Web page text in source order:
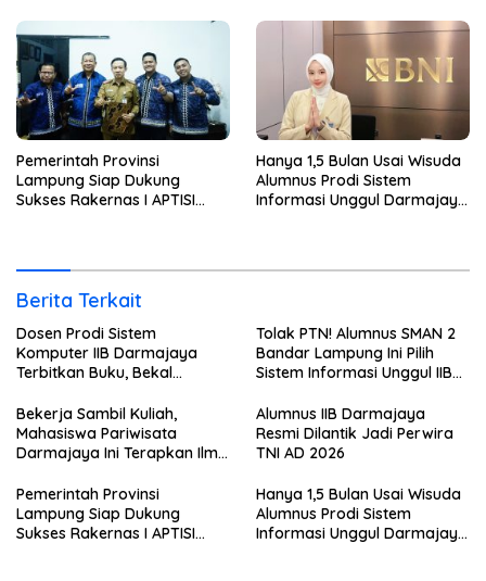
Pemerintah Provinsi
Lampung Siap Dukung
Sukses Rakernas I APTISI
Hanya 1,5 Bulan Usai Wisuda
Alumnus Prodi Sistem
Informasi Unggul Darmajaya
Berita Terkait
Dosen Prodi Sistem
Komputer IIB Darmajaya
Terbitkan Buku, Bekal
Sensor dan Aktuator
Tolak PTN! Alumnus SMAN 2
Bandar Lampung Ini Pilih
Sistem Informasi Unggul IIB
Haru
Bekerja Sambil Kuliah,
Mahasiswa Pariwisata
Darmajaya Ini Terapkan Ilmu
Alumnus IIB Darmajaya
Resmi Dilantik Jadi Perwira
TNI AD 2026
Pemerintah Provinsi
Lampung Siap Dukung
Sukses Rakernas I APTISI
Hanya 1,5 Bulan Usai Wisuda
Alumnus Prodi Sistem
Informasi Unggul Darmajaya